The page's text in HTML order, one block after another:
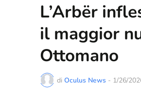
L’Arbër
il maggior
Ottomano
di Oculus News - 1/26/